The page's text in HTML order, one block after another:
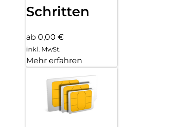
Schritten
ab 0,00 €
inkl. MwSt.
Mehr erfahren